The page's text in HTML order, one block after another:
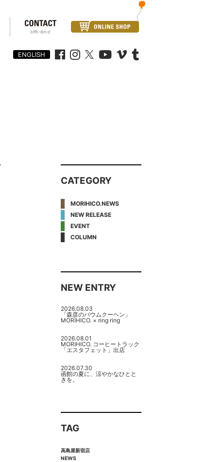
お問い合わせ
ENGLISH
CATEGORY
MORIHICO.NEWS
NEW RELEASE
EVENT
COLUMN
NEW ENTRY
2026.08.03
「森彦のバウムクーヘン」
MORIHICO. × ring ring
2026.08.01
MORIHICO. コーヒートラック
「エスタフェット」出店
2026.07.30
函館の夏に、涼やかなひとと
きを。
TAG
高島屋新宿店
NEWS